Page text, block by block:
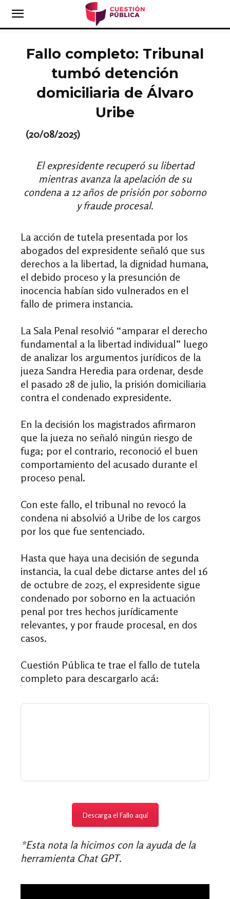
Fallo completo: Tribunal
tumbó detención
domiciliaria de Álvaro
Uribe
(20/08/2025)
El expresidente recuperó su libertad
mientras avanza la apelación de su
condena a 12 años de prisión por soborno
y fraude procesal.
La acción de tutela presentada por los
abogados del expresidente señaló que sus
derechos a la libertad, la dignidad humana,
el debido proceso y la presunción de
inocencia habían sido vulnerados en el
fallo de primera instancia.
La Sala Penal resolvió “amparar el derecho
fundamental a la libertad individual” luego
de analizar los argumentos jurídicos de la
jueza Sandra Heredia para ordenar, desde
el pasado 28 de julio, la prisión domiciliaria
contra el condenado expresidente.
En la decisión los magistrados afirmaron
que la jueza no señaló ningún riesgo de
fuga; por el contrario, reconoció el buen
comportamiento del acusado durante el
proceso penal.
Con este fallo, el tribunal no revocó la
condena ni absolvió a Uribe de los cargos
por los que fue sentenciado.
Hasta que haya una decisión de segunda
instancia, la cual debe dictarse antes del 16
de octubre de 2025, el expresidente sigue
condenado por soborno en la actuación
penal por tres hechos jurídicamente
relevantes, y por fraude procesal, en dos
casos.
Cuestión Pública te trae el fallo de tutela
completo para descargarlo acá:
Descarga el Fallo aquí
*Esta nota la hicimos con la ayuda de la
herramienta Chat GPT.